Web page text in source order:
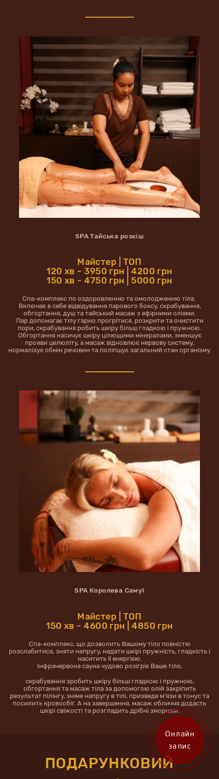
SPA Тайська розкіш
Майстер | ТОП
120 хв - 3950 грн | 4200 грн
150 хв - 4750 грн | 5000 грн
Спа-комплекс по оздоровленню та омолодженню тіла.
Включає в себе відвідування парового боксу, скрабування,
обгортання, душ та тайський масаж з ефірними оліями.
Пар допомагає тілу гарно прогрітися, розкрити та очистити
пори, скрабування робить шкіру більш гладкою і пружною.
Обгортання насичує шкіру цілющими мінералами, зменшує
прояви целюліту, а масаж відновлює нервову систему,
нормалізує обмін речовин та поліпшує загальний стан організму.
SPA Королева Самуї
Майстер | ТОП
150 хв - 4600 грн | 4850 грн
Спа-комплекс, що дозволить Вашому тіло повністю
розслабитися, зняти напругу, надати шкірі пружність, гладкість і
наситить її енергією.
Інфрачервона сауна чудово розігріє Ваше тіло,
скрабування зробить шкіру більш гладкою і пружною,
обгортання та масаж тіла за допомогою олій закріпить
результат пілінгу, зніме напругу в тілі, призведе м’язи в тонус та
посилить кровообіг. А на завершення, масаж обличчя додасть
шкірі свіжості та розгладить дрібні зморшки.
ПОДАРУНКОВИЙ
Онлайн
запис